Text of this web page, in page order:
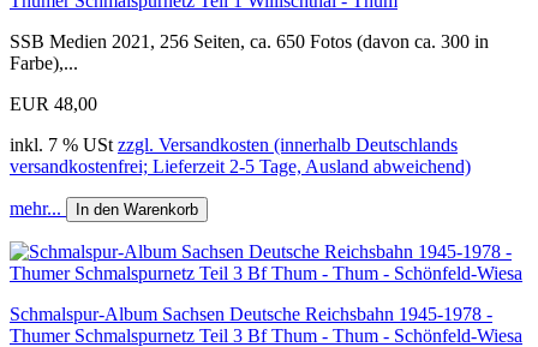
SSB Medien 2021, 256 Seiten, ca. 650 Fotos (davon ca. 300 in
Farbe),...
EUR 48,00
inkl. 7 % USt zzgl. Versandkosten (innerhalb Deutschlands
versandkostenfrei; Lieferzeit 2-5 Tage, Ausland abweichend)
mehr... In den Warenkorb
Schmalspur-Album Sachsen Deutsche Reichsbahn 1945-1978 -
Thumer Schmalspurnetz Teil 3 Bf Thum - Thum - Schönfeld-Wiesa